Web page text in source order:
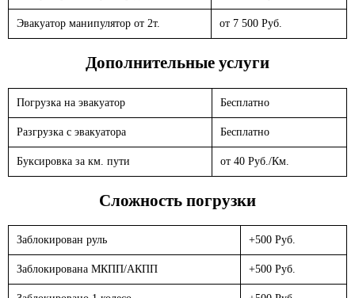
Эвакуатор манипулятор от 2т. от 7 500 Руб.
Дополнительные услуги
Погрузка на эвакуатор Бесплатно
Разгрузка с эвакуатора Бесплатно
Буксировка за км. пути от 40 Руб./Км.
Сложность погрузки
Заблокирован руль +500 Руб.
Заблокирована МКПП/АКПП +500 Руб.